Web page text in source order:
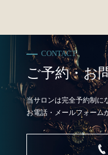
CONTACT
ご予約・お
当サロンは完全予約制に
お電話・メールフォーム